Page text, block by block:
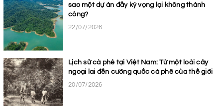
sao một dự án đầy kỳ vọng lại không thành
công?
22/07/2026
Lịch sử cà phê tại Việt Nam: Từ một loài cây
ngoại lai đến cường quốc cà phê của thế giới
20/07/2026